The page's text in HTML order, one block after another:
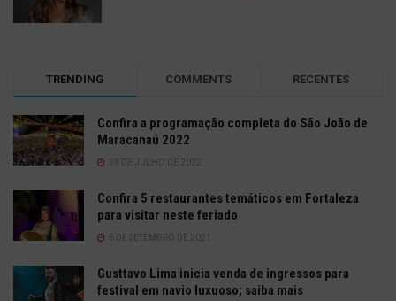
TRENDING COMMENTS RECENTES
Confira a programação completa do São João de
Maracanaú 2022
19 DE JULHO DE 2022
Confira 5 restaurantes temáticos em Fortaleza
para visitar neste feriado
6 DE SETEMBRO DE 2021
Gusttavo Lima inicia venda de ingressos para
festival em navio luxuoso; saiba mais